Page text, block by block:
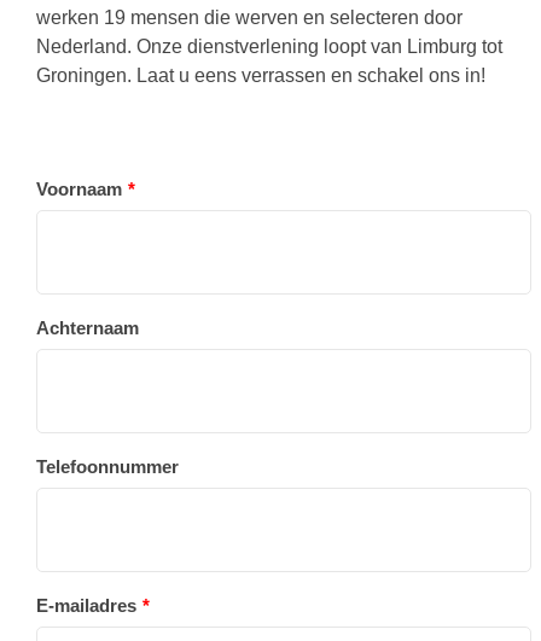
werken 19 mensen die werven en selecteren door
Nederland. Onze dienstverlening loopt van Limburg tot
Groningen. Laat u eens verrassen en schakel ons in!
Voornaam
Achternaam
Telefoonnummer
E-mailadres